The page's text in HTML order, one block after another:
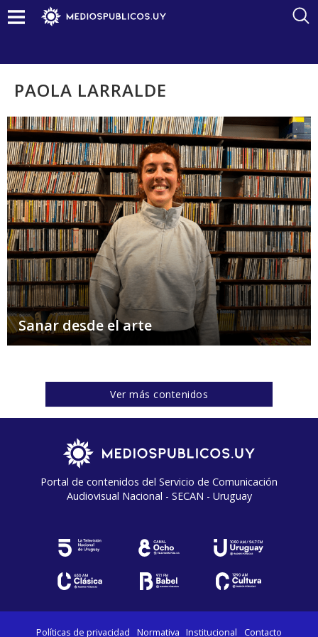
PAOLA LARRALDE
Sanar desde el arte
Ver más contenidos
Portal de contenidos del Servicio de Comunicación
Audiovisual Nacional - SECAN - Uruguay
Políticas de privacidad Normativa Institucional Contacto